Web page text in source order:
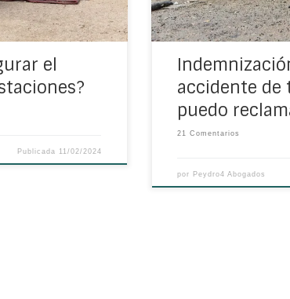
el
Publicada 11/02/2024
qué se […]
accidente de
puedo
21 Comentarios
por Peydro4 Abogados